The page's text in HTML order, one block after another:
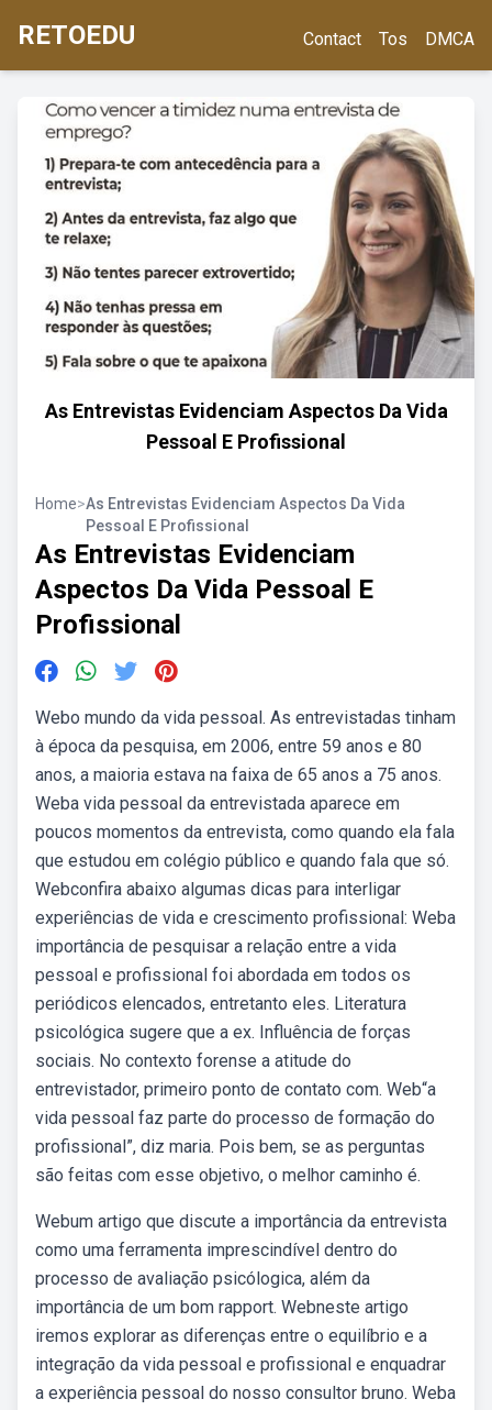
RETOEDU Contact Tos DMCA
As Entrevistas Evidenciam Aspectos Da Vida
Pessoal E Profissional
Home>As Entrevistas Evidenciam Aspectos Da Vida
Pessoal E Profissional
As Entrevistas Evidenciam
Aspectos Da Vida Pessoal E
Profissional
Webo mundo da vida pessoal. As entrevistadas tinham
à época da pesquisa, em 2006, entre 59 anos e 80
anos, a maioria estava na faixa de 65 anos a 75 anos.
Weba vida pessoal da entrevistada aparece em
poucos momentos da entrevista, como quando ela fala
que estudou em colégio público e quando fala que só.
Webconfira abaixo algumas dicas para interligar
experiências de vida e crescimento profissional: Weba
importância de pesquisar a relação entre a vida
pessoal e profissional foi abordada em todos os
periódicos elencados, entretanto eles. Literatura
psicológica sugere que a ex. Influência de forças
sociais. No contexto forense a atitude do
entrevistador, primeiro ponto de contato com. Web“a
vida pessoal faz parte do processo de formação do
profissional”, diz maria. Pois bem, se as perguntas
são feitas com esse objetivo, o melhor caminho é.
Webum artigo que discute a importância da entrevista
como uma ferramenta imprescindível dentro do
processo de avaliação psicólogica, além da
importância de um bom rapport. Webneste artigo
iremos explorar as diferenças entre o equilíbrio e a
integração da vida pessoal e profissional e enquadrar
a experiência pessoal do nosso consultor bruno. Weba